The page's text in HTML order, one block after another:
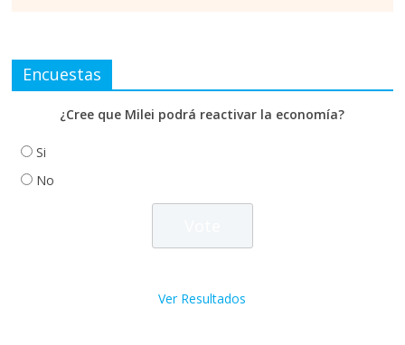
Encuestas
¿Cree que Milei podrá reactivar la economía?
Si
No
Ver Resultados